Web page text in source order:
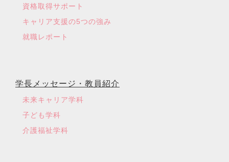
資格取得サポート
キャリア支援の5つの強み
就職レポート
学長メッセージ・教員紹介
未来キャリア学科
子ども学科
介護福祉学科